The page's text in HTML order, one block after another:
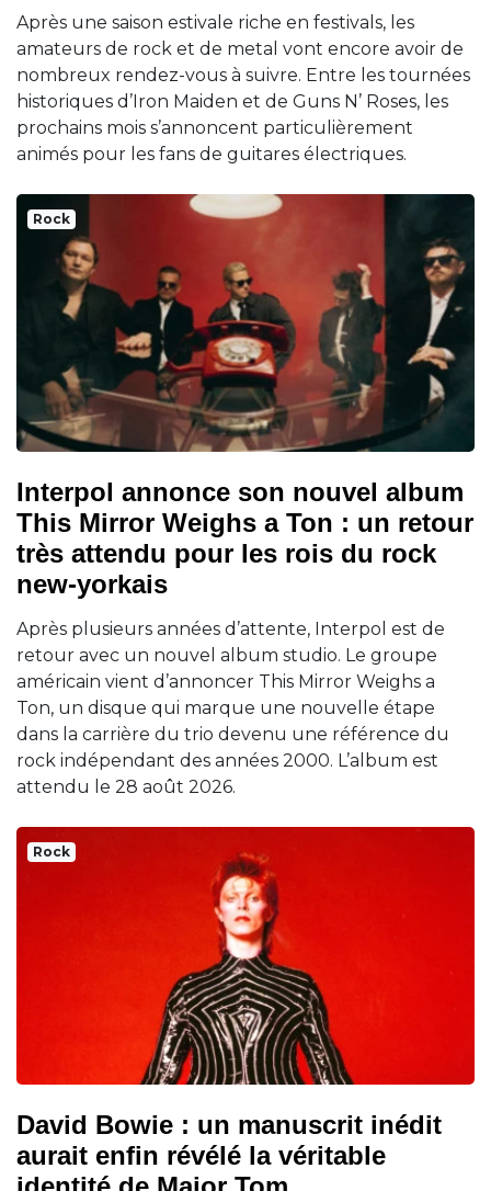
Après une saison estivale riche en festivals, les
amateurs de rock et de metal vont encore avoir de
nombreux rendez-vous à suivre. Entre les tournées
historiques d’Iron Maiden et de Guns N’ Roses, les
prochains mois s’annoncent particulièrement
animés pour les fans de guitares électriques.
Rock
Interpol annonce son nouvel album
This Mirror Weighs a Ton : un retour
très attendu pour les rois du rock
new-yorkais
Après plusieurs années d’attente, Interpol est de
retour avec un nouvel album studio. Le groupe
américain vient d’annoncer This Mirror Weighs a
Ton, un disque qui marque une nouvelle étape
dans la carrière du trio devenu une référence du
rock indépendant des années 2000. L’album est
attendu le 28 août 2026.
Rock
David Bowie : un manuscrit inédit
aurait enfin révélé la véritable